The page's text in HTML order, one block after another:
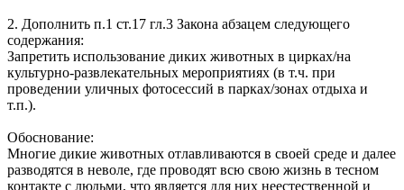
2. Дополнить п.1 ст.17 гл.3 Закона абзацем следующего
содержания:
Запретить использование диких животных в цирках/на
культурно-развлекательных мероприятиях (в т.ч. при
проведении уличных фотосессий в парках/зонах отдыха и
т.п.).
Обоснование:
Многие дикие животных отлавливаются в своей среде и далее
разводятся в неволе, где проводят всю свою жизнь в тесном
контакте с людьми, что является для них неестественной и